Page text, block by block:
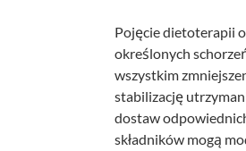
Pojęcie dietoterapii
określonych
wszystkim
stabilizację
dostaw
składników mogą